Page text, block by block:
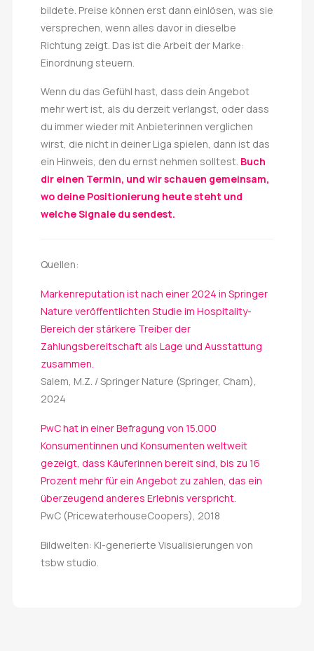
bildete. Preise können erst dann einlösen, was sie
versprechen, wenn alles davor in dieselbe
Richtung zeigt. Das ist die Arbeit der Marke:
Einordnung steuern.
Wenn du das Gefühl hast, dass dein Angebot
mehr wert ist, als du derzeit verlangst, oder dass
du immer wieder mit Anbieterinnen verglichen
wirst, die nicht in deiner Liga spielen, dann ist das
ein Hinweis, den du ernst nehmen solltest. Buch
dir einen Termin, und wir schauen gemeinsam,
wo deine Positionierung heute steht und
welche Signale du sendest.
Quellen:
Markenreputation ist nach einer 2024 in Springer
Nature veröffentlichten Studie im Hospitality-
Bereich der stärkere Treiber der
Zahlungsbereitschaft als Lage und Ausstattung
zusammen.
Salem, M.Z. / Springer Nature (Springer, Cham),
2024
PwC hat in einer Befragung von 15.000
Konsumentinnen und Konsumenten weltweit
gezeigt, dass Käuferinnen bereit sind, bis zu 16
Prozent mehr für ein Angebot zu zahlen, das ein
überzeugend anderes Erlebnis verspricht.
PwC (PricewaterhouseCoopers), 2018
Bildwelten: KI-generierte Visualisierungen von
tsbw studio.